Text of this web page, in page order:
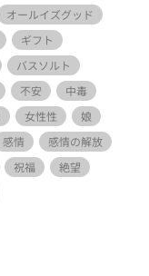
オールイズグッド
ギフト
バスソルト
不安
中毒
女性性
娘
感情
感情の解放
祝福
絶望